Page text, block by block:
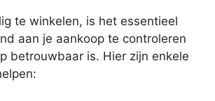
te winkelen, is het essentieel
aan je aankoop te controleren
betrouwbaar is. Hier zijn enkele